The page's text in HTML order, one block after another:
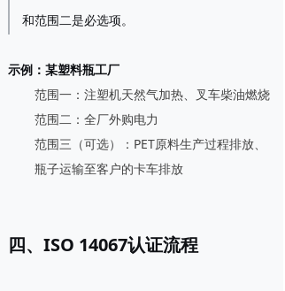
和范围二是必选项。
示例 ：某塑料瓶工厂
范围一：注塑机天然气加热、叉车柴油燃烧
范围二：全厂外购电力
范围三（可选）：PET原料生产过程排放、
瓶子运输至客户的卡车排放
四、ISO 14067认证流程